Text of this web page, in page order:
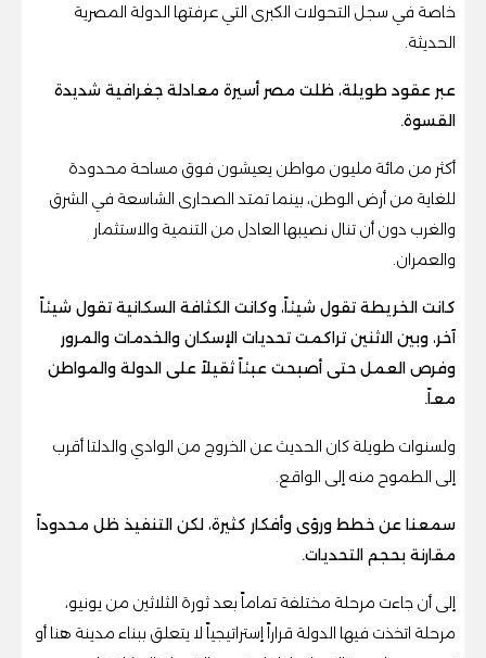
خاصة في سجل التحولات الكبرى التي عرفتها الدولة المصرية
الحديثة.
عبر عقود طويلة، ظلت مصر أسيرة معادلة جغرافية شديدة
القسوة.
أكثر من مائة مليون مواطن يعيشون فوق مساحة محدودة
للغاية من أرض الوطن، بينما تمتد الصحارى الشاسعة في الشرق
والغرب دون أن تنال نصيبها العادل من التنمية والاستثمار
والعمران.
كانت الخريطة تقول شيئاً، وكانت الكثافة السكانية تقول شيئاً
آخر، وبين الاثنين تراكمت تحديات الإسكان والخدمات والمرور
وفرص العمل حتى أصبحت عبئاً ثقيلاً على الدولة والمواطن
معاً.
ولسنوات طويلة كان الحديث عن الخروج من الوادي والدلتا أقرب
إلى الطموح منه إلى الواقع.
سمعنا عن خطط ورؤى وأفكار كثيرة، لكن التنفيذ ظل محدوداً
مقارنة بحجم التحديات.
إلى أن جاءت مرحلة مختلفة تماماً بعد ثورة الثلاثين من يونيو،
مرحلة اتخذت فيها الدولة قراراً إستراتيجياً لا يتعلق ببناء مدينة هنا أو